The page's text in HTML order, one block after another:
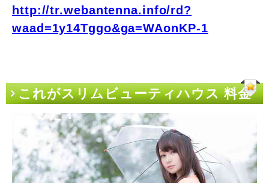
http://tr.webantenna.info/rd?
waad=1y14Tggo&ga=WAonKP-1
これがスリムビューティハウス 料金
口コミだ！